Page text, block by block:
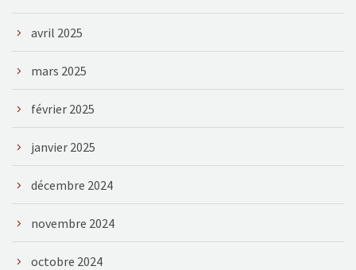
avril 2025
mars 2025
février 2025
janvier 2025
décembre 2024
novembre 2024
octobre 2024